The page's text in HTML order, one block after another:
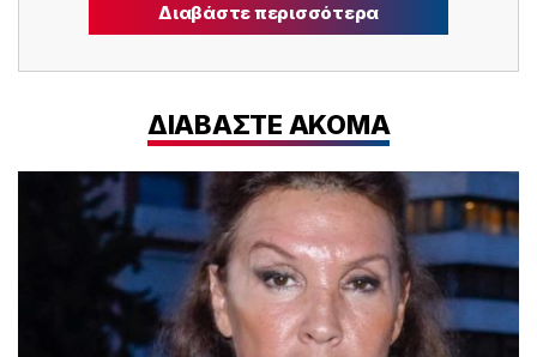
Διαβάστε περισσότερα
ΔΙΑΒΑΣΤΕ ΑΚΟΜΑ